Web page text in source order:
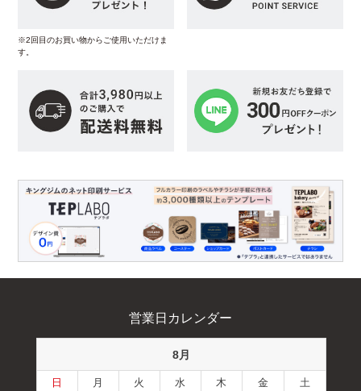
※2回目のお買い物からご使用いただけま
す。
営業日カレンダー
8月
日 月 火 水 木 金
土